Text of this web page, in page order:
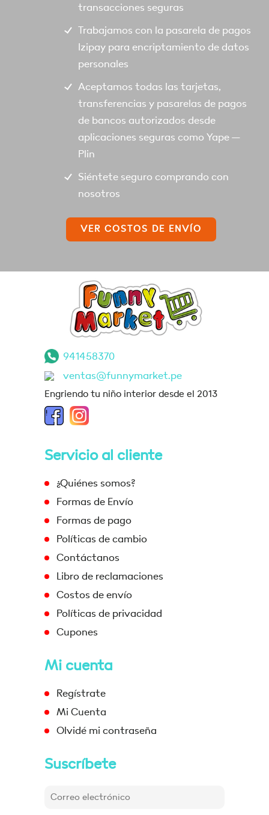
transacciones seguras
Trabajamos con la pasarela de pagos
Izipay para encriptamiento de datos
personales
Aceptamos todas las tarjetas,
transferencias y pasarelas de pagos
de bancos autorizados desde
aplicaciones seguras como Yape –
Plin
Siéntete seguro comprando con
nosotros
VER COSTOS DE ENVÍO
941458370
ventas@funnymarket.pe
Engriendo tu niño interior desde el 2013
Servicio al cliente
¿Quiénes somos?
Formas de Envío
Formas de pago
Políticas de cambio
Contáctanos
Libro de reclamaciones
Costos de envío
Políticas de privacidad
Cupones
Mi cuenta
Regístrate
Mi Cuenta
Olvidé mi contraseña
Suscríbete